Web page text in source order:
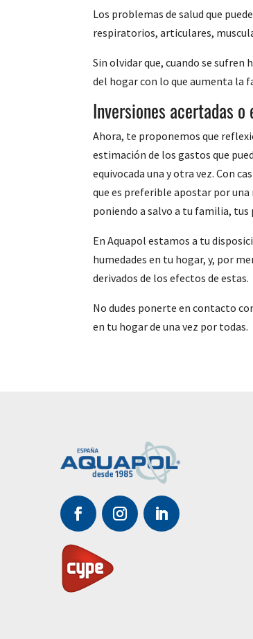
Los problemas de salud que
respiratorios, articulares,
Sin olvidar que, cuando se
del hogar con lo que aumenta la
Inversiones acertadas o
Ahora, te proponemos que
estimación de los gastos que
equivocada una y otra vez. Con
que es preferible apostar por
poniendo a salvo a tu familia,
En Aquapol estamos a tu
humedades en tu hogar, y, por
derivados de los efectos de estas.
No dudes ponerte en contacto
en tu hogar de una vez por todas.